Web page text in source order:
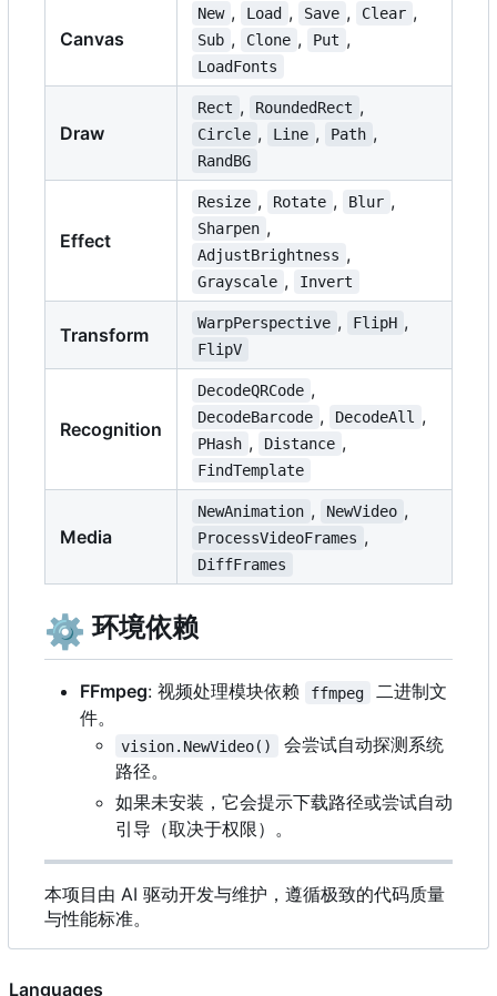
Canvas
New , Load , Save , Clear ,
Sub , Clone , Put ,
LoadFonts
Draw
Rect , RoundedRect ,
Circle , Line , Path ,
RandBG
Effect
Resize , Rotate , Blur ,
Sharpen ,
AdjustBrightness ,
Grayscale , Invert
Transform
WarpPerspective , FlipH ,
FlipV
Recognition
DecodeQRCode ,
DecodeBarcode , DecodeAll ,
PHash , Distance ,
FindTemplate
Media
NewAnimation , NewVideo ,
ProcessVideoFrames ,
DiffFrames
⚙️ 环境依赖
FFmpeg: 视频处理模块依赖 ffmpeg
二进制文
件。
vision.NewVideo()
会尝试自动探测系统
路径。
如果未安装，它会提示下载路径或尝试自动
引导（取决于权限）。
本项目由 AI 驱动开发与维护，遵循极致的代码质量
与性能标准。
Languages